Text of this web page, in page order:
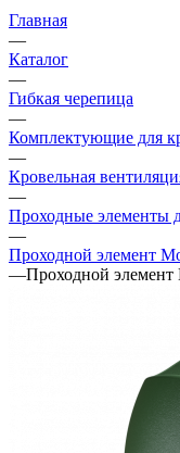
Главная
—
Каталог
—
Гибкая черепица
—
Комплектующие для
—
Кровельная
—
Проходные элементы
—
Проходной элемент
—Проходной элемент